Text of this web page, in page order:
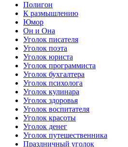
Полигон
К размышлению
Юмор
Он и Она
Уголок писателя
Уголок поэта
Уголок юриста
Уголок программиста
Уголок бухгалтера
Уголок психолога
Уголок кулинара
Уголок здоровья
Уголок воспитателя
Уголок красоты
Уголок денег
Уголок путешественника
Праздничный уголок